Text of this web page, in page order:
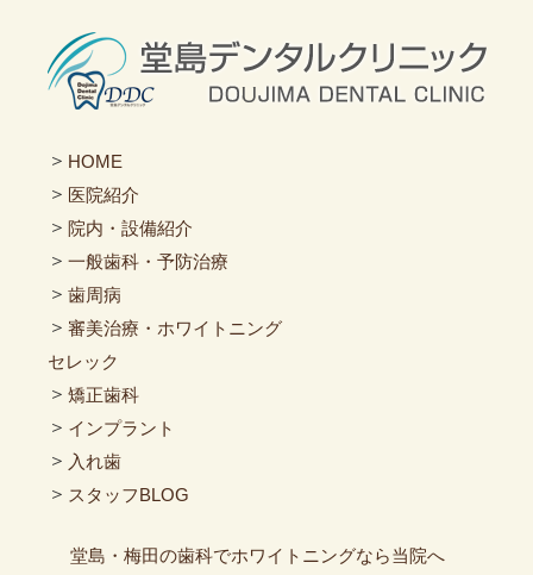
＞ HOME
＞ 医院紹介
＞院内・設備紹介
＞一般歯科・予防治療
＞歯周病
＞審美治療・ホワイトニング
セレック
＞矯正歯科
＞ インプラント
＞ 入れ歯
＞ スタッフBLOG
堂島・梅田の歯科でホワイトニングなら当院へ